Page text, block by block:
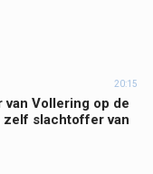
20:15
Vollering op de
zelf slachtoffer van